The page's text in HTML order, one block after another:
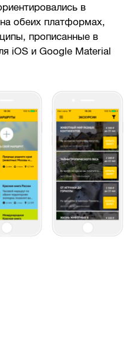
в
обеих платформах,
прописанные в
iOS и Google Material